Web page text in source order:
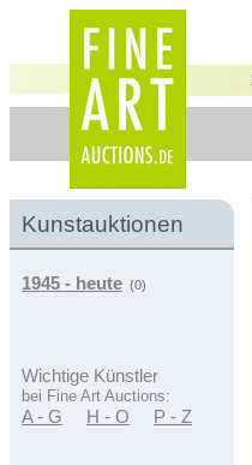
Kunstauktionen
1945 - heute (0)
Wichtige Künstler
bei Fine Art Auctions:
A - G H - O P - Z